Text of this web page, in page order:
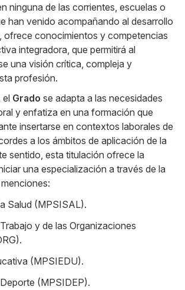
ninguna de las corrientes, escuelas o
han venido acompañando al desarrollo
, ofrece conocimientos y competencias
integradora, que permitirá al
una visión crítica, compleja y
profesión.
el Grado se adapta a las necesidades
y enfatiza en una formación que
insertarse en contextos laborales de
a los ámbitos de aplicación de la
sentido, esta titulación ofrece la
una especialización a través de la
Salud (MPSISAL).
y de las Organizaciones
(MPSIEDU).
(MPSIDEP).